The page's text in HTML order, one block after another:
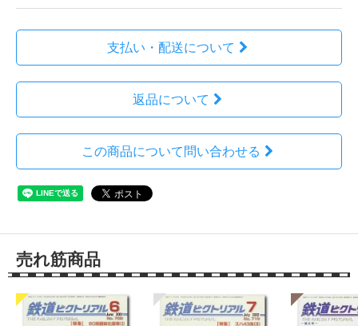
支払い・配送について
返品について
この商品について問い合わせる
売れ筋商品